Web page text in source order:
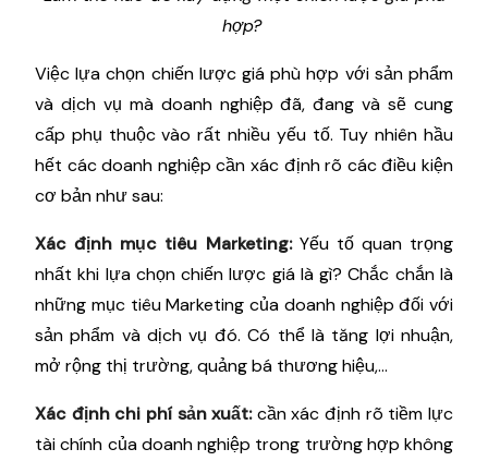
hợp?
Việc lựa chọn chiến lược giá phù hợp với sản phẩm
và dịch vụ mà doanh nghiệp đã, đang và sẽ cung
cấp phụ thuộc vào rất nhiều yếu tố. Tuy nhiên hầu
hết các doanh nghiệp cần xác định rõ các điều kiện
cơ bản như sau:
Xác định mục tiêu Marketing:Yếu tố quan trọng
nhất khi lựa chọn chiến lược giá là gì? Chắc chắn là
những mục tiêu Marketing của doanh nghiệp đối với
sản phẩm và dịch vụ đó. Có thể là tăng lợi nhuận,
mở rộng thị trường, quảng bá thương hiệu,...
Xác định chi phí sản xuất:cần xác định rõ tiềm lực
tài chính của doanh nghiệp trong trường hợp không